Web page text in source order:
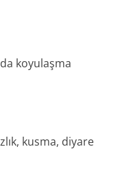
koyulaşma
kusma, diyare